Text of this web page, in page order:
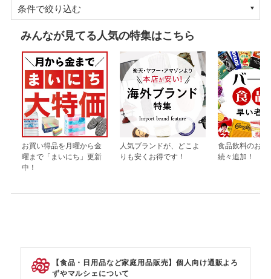
条件で絞り込む
みんなが見てる人気の特集はこちら
お買い得品を月曜から金
曜まで「まいにち」更新
中！
人気ブランドが、どこよ
りも安くお得です！
食品飲料のお買
続々追加！
【食品・日用品など家庭用品販売】個人向け通販よろ
ずやマルシェについて